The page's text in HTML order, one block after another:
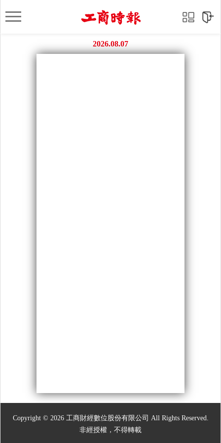
2026.08.07
Copyright © 2026 工商財經數位股份有限公司 All Rights Reserved.
非經授權，不得轉載